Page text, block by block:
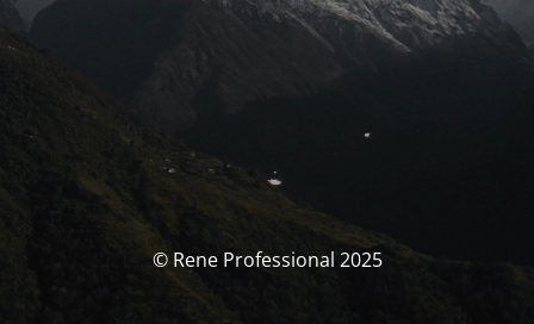
© Rene Professional 2025